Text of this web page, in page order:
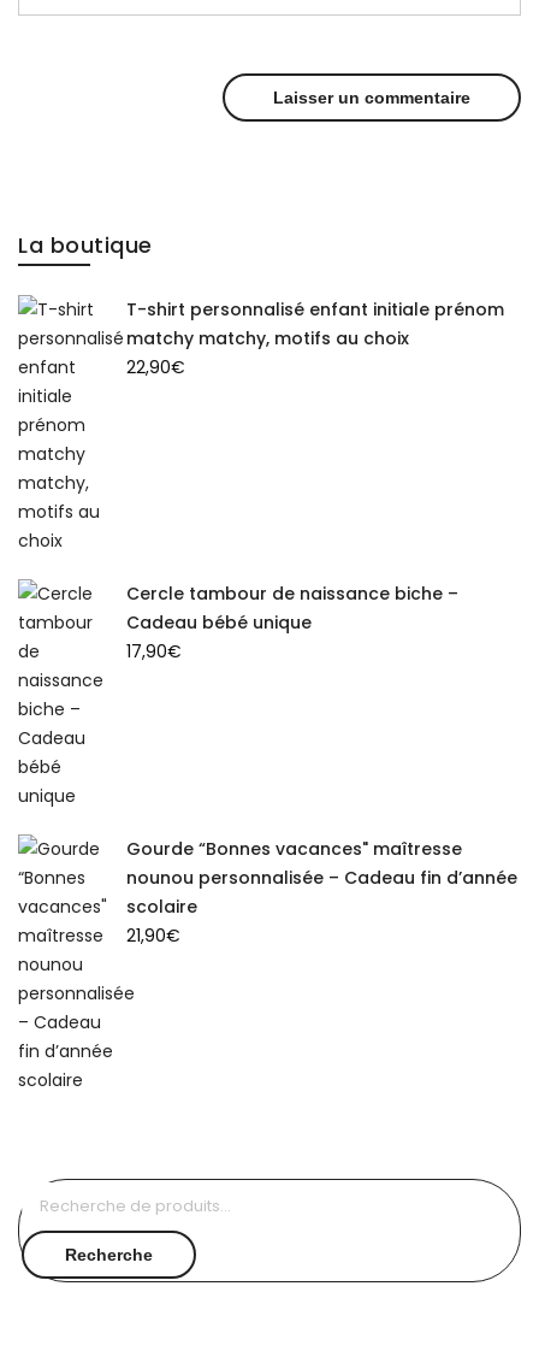
La boutique
T-shirt personnalisé enfant initiale prénom
matchy matchy, motifs au choix
22,90€
Cercle tambour de naissance biche –
Cadeau bébé unique
17,90€
Gourde “Bonnes vacances" maîtresse
nounou personnalisée – Cadeau fin d’année
scolaire
21,90€
Recherche